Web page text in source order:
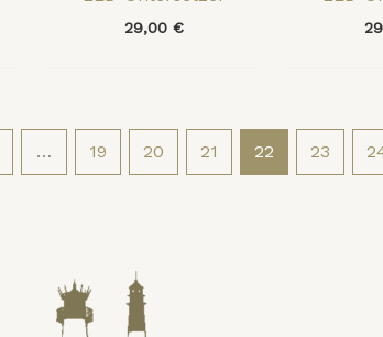
29,00 €
… 19 20 21 22 23